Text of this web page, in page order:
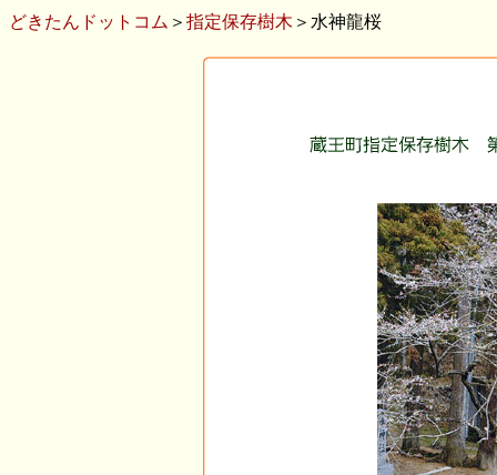
どきたんドットコム ＞ 指定保存樹木 ＞水神龍桜